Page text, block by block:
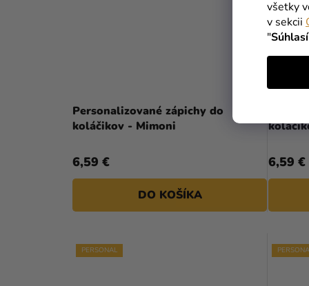
všetky
v sekcii
"
Personalizované zápichy do
koláčikov - Mimoni
6,59 €
DO KOŠÍKA
6,59 €
PERSONAL